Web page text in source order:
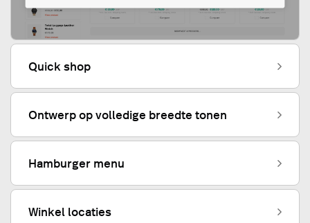
Quick shop
Ontwerp op volledige breedte tonen
Hamburger menu
Winkel locaties